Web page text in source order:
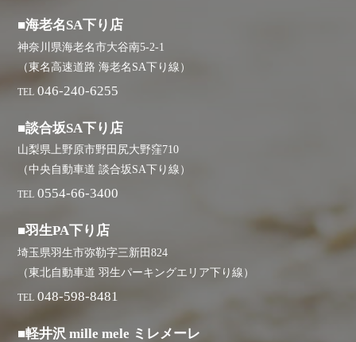
■海老名SA下り店
神奈川県海老名市大谷南5-2-1
（東名高速道路 海老名SA下り線）
TEL 046-240-6255
■談合坂SA下り店
山梨県上野原市野田尻大野窪710
（中央自動車道 談合坂SA下り線）
TEL 0554-66-3400
■羽生PA下り店
埼玉県羽生市弥勒字三新田824
（東北自動車道 羽生パーキングエリア下り線）
TEL 048-598-8481
■軽井沢 mille mele ミレメーレ